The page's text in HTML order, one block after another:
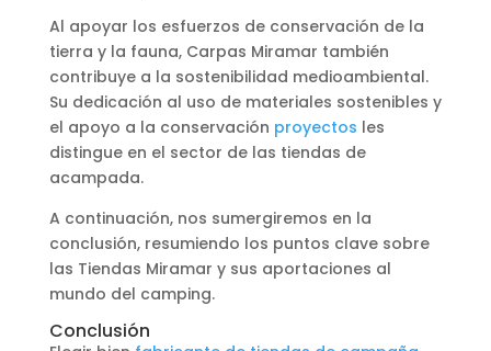
Al apoyar los esfuerzos de conservación de la
tierra y la fauna, Carpas Miramar también
contribuye a la sostenibilidad medioambiental.
Su dedicación al uso de materiales sostenibles y
el apoyo a la conservación proyectos les
distingue en el sector de las tiendas de
acampada.
A continuación, nos sumergiremos en la
conclusión, resumiendo los puntos clave sobre
las Tiendas Miramar y sus aportaciones al
mundo del camping.
Conclusión